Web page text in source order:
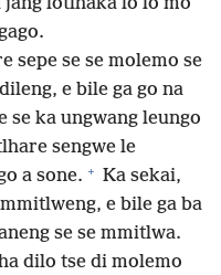
jang lotlhaka lo lo mo
sepe se se molemo se
e bile ga go na
se ka ungwang leungo
sengwe le
a sone. + Ka sekai,
e bile ga ba
se se mmitlwa.
dilo tse di molemo